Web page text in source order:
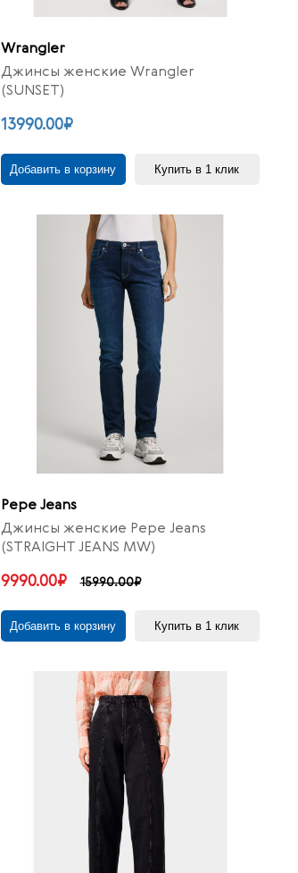
Wrangler
Джинсы женские Wrangler
(SUNSET)
13990.00₽
Добавить в корзину Купить в 1 клик
Pepe Jeans
Джинсы женские Pepe Jeans
(STRAIGHT JEANS MW)
9990.00₽ 15990.00₽
Добавить в корзину Купить в 1 клик